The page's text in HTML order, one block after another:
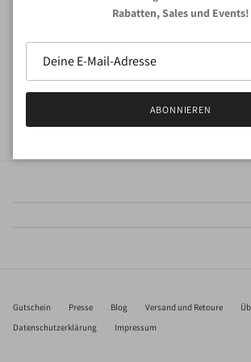
Deine E-Mail Adresse*
ANMELDEN
Gutschein Presse Blog Versand und Retoure
Datenschutzerklärung
Impressum
Rabatten, Sales und Events!
ABONNIEREN